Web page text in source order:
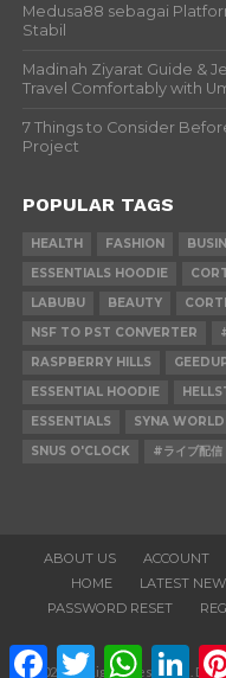
Medusa88 sebagai
Stabil
Madinah Ziyarat Guide &
Travel Comfortably with
7 Things to Consider
Project
POPULAR TAGS
HEALTH FASHION
ESSENTIALS HOODIE
LABUBU
BEAUTY
NSF TO PST CONVERTER
RASPBERRY HILLS
ESSENTIAL HOODIE
ESSENTIALS
SYNA WORLD
SNUS O'CLOCK
#ライブ配信
ABOUT US ACCOUNT
HOME
LATEST
PASSWORD RESET
© 2020. All Rights Reserved.
FacebookTwitter